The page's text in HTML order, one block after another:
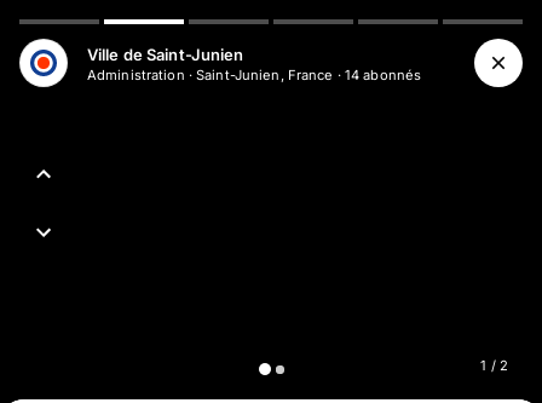
1 / 2
Ville de Saint-Junien
Administration ·Saint-Junien, France · 14 abonnés